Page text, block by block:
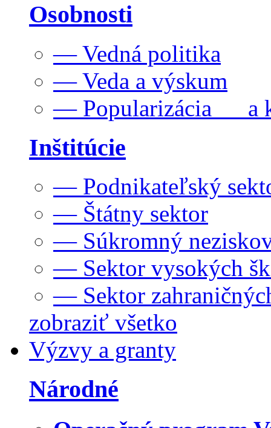
Osobnosti
— Vedná politika
— Veda a výskum
— Popularizácia a
Inštitúcie
— Podnikateľský
— Štátny sektor
— Súkromný
— Sektor vysokých
— Sektor
zobraziť všetko
Výzvy a granty
Národné